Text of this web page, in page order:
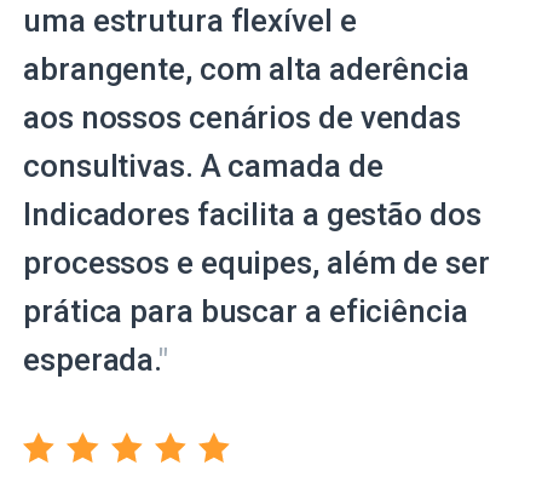
uma estrutura flexível e
abrangente, com alta aderência
aos nossos cenários de vendas
consultivas. A camada de
Indicadores facilita a gestão dos
processos e equipes, além de ser
prática para buscar a eficiência
esperada."